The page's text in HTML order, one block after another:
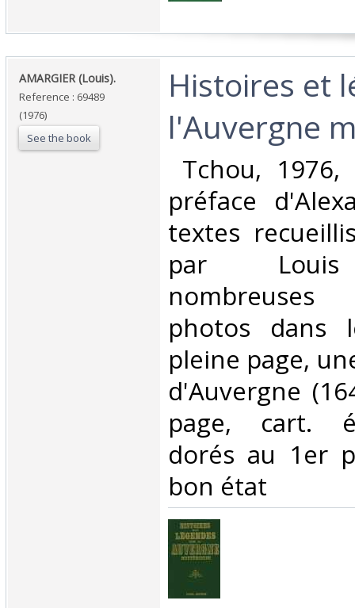
‎AMARGIER (Louis).‎
Reference : 69489
(1976)
See the book
‎Histoires et
l'Auvergne
Tchou,
préface
textes
par Louis
photos
pleine page,
d'Auvergne
page, cart.
dorés au 1er
bon état‎